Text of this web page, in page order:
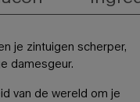
je zintuigen scherper,
damesgeur.
van de wereld om je